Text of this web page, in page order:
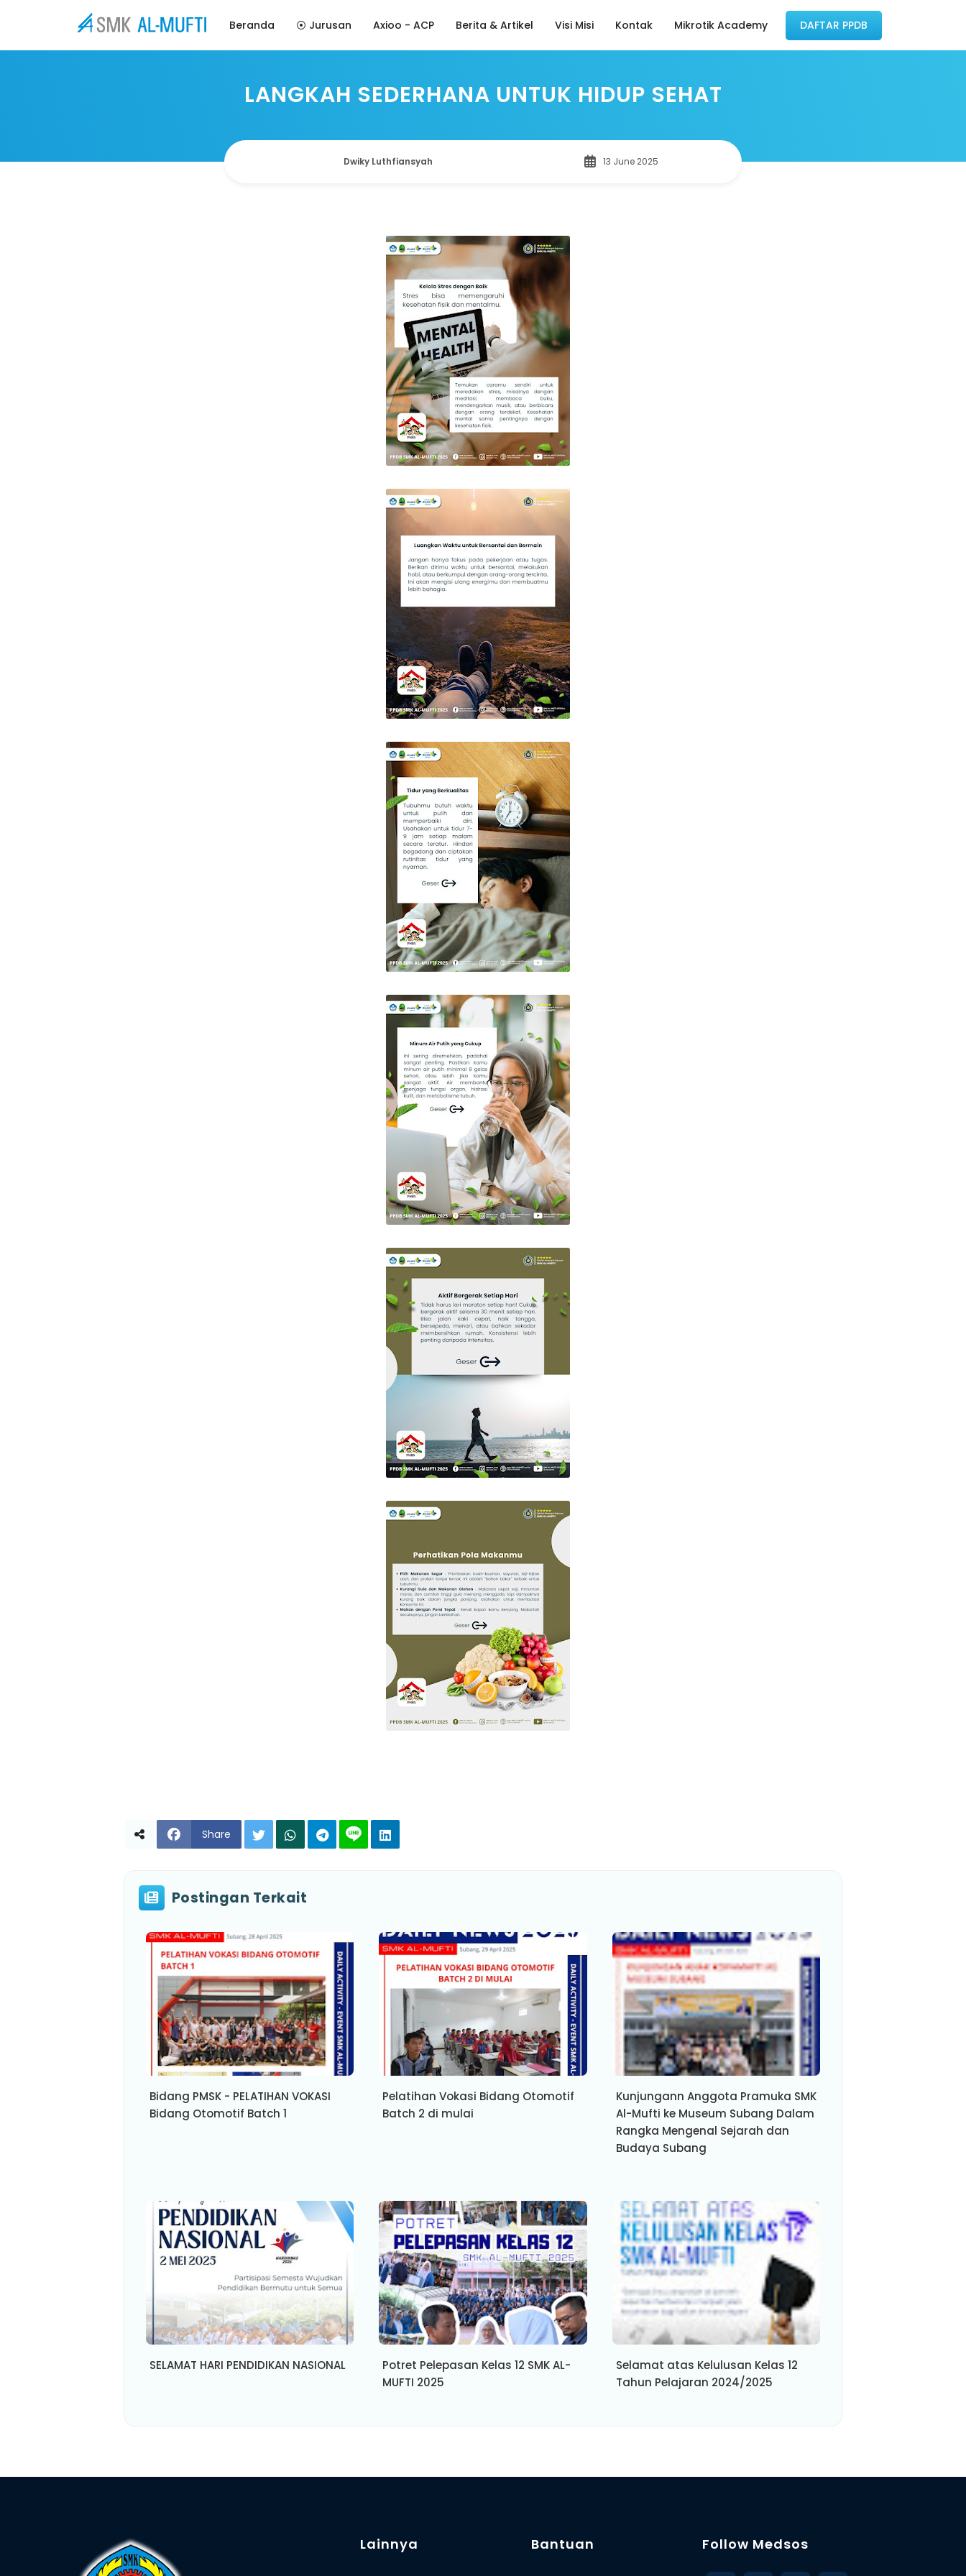
Beranda ⦿ Jurusan Axioo - ACP Berita & Artikel Visi Misi Kontak Mikrotik Academy DAFTAR PPDB
LANGKAH SEDERHANA UNTUK HIDUP SEHAT
Dwiky Luthfiansyah 13 June 2025
Share
Postingan Terkait
Bidang PMSK - PELATIHAN VOKASI
Bidang Otomotif Batch 1
Pelatihan Vokasi Bidang Otomotif
Batch 2 di mulai
Kunjungann Anggota Pramuka SMK
Al-Mufti ke Museum Subang Dalam
Rangka Mengenal Sejarah dan
Budaya Subang
SELAMAT HARI PENDIDIKAN NASIONAL
Potret Pelepasan Kelas 12 SMK AL-
MUFTI 2025
Selamat atas Kelulusan Kelas 12
Tahun Pelajaran 2024/2025
Lainnya Bantuan Follow Medsos